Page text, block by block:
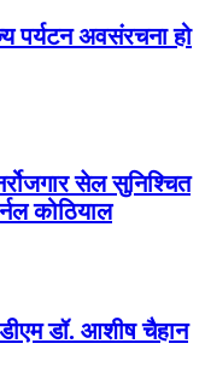
पर्यटन अवसंरचना हो
सेल सुनिश्चित
कोठियाल
डॉ. आशीष चैहान